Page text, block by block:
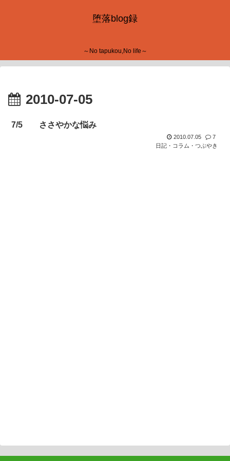
堕落blog録
～No tapukou,No life～
2010-07-05
7/5 ささやかな悩み
2010.07.05
7
日記・コラム・つぶやき